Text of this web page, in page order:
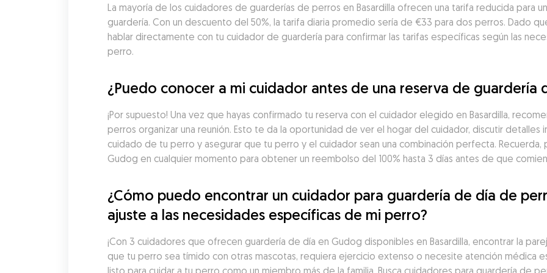
La mayoría de los cuidadores de guarderías de perros en Basardilla ofrecen una tarifa reducida para
guardería. Con un descuento del 50%, la tarifa diaria promedio sería de €33 para dos perros. Dado
hablar directamente con tu cuidador de guardería para confirmar las tarifas específicas según las
perro.
¿Puedo conocer a mi cuidador antes de una reserva de guardería
¡Por supuesto! Una vez que hayas confirmado tu reserva con el cuidador elegido en Basardilla,
perros organizar una reunión. Esto te da la oportunidad de ver el hogar del cuidador, discutir
cuidado de tu perro y asegurar que tu perro y el cuidador sean una combinación perfecta. Recuerda,
Gudog en cualquier momento para obtener un reembolso del 100% hasta 3 días antes de que
¿Cómo puedo encontrar un cuidador para guardería de día de
ajuste a las necesidades específicas de mi perro?
¡Con 3 cuidadores que ofrecen guardería de día en Gudog disponibles en Basardilla, encontrar la
que tu perro sea tímido con otras mascotas, requiera ejercicio extenso o necesite atención médica
listo para cuidar a tu perro como un miembro más de la familia. Busca cuidadores para guardería de